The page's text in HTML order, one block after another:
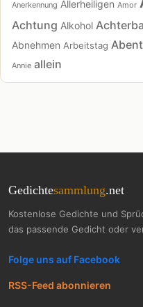
Anerkennung Allerheiligen Amor
Achtung Alkohol
Abnehmen Arbeitstag
Annie allein
Gedichtesammlung.net
Kostenlose Gedichte und
das passende Gedicht oder
Folge uns auf Facebook
RSS-Feed abonnieren